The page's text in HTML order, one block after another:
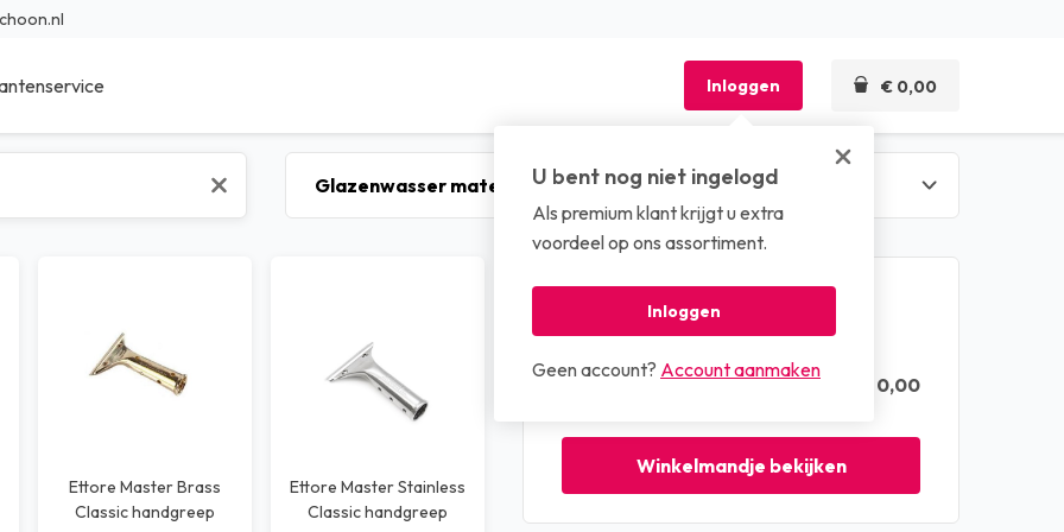
Sanitair reinigingsmiddelen
Specialistische reinigingsmiddelen
reinigingsmiddelen Transport reinigingsmiddelen
Waterbehandeling
Inloggen
U bent nog niet ingelogd
Als premium klant krijgt u extra
voordeel op ons assortiment.
Inloggen
Geen account? Account aanmaken
€ 0,00
Ettore Master Brass
Classic handgreep
Ettore Master Stainless
Classic handgreep
Winkelmandje
Totaal (excl. btw) € 0,00
Winkelmandje bekijken